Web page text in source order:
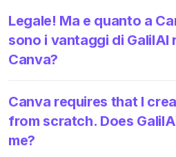
Legale! Ma e quanto a
sono i vantaggi di GalilAI
Canva?
Canva requires that I
from scratch. Does
me?